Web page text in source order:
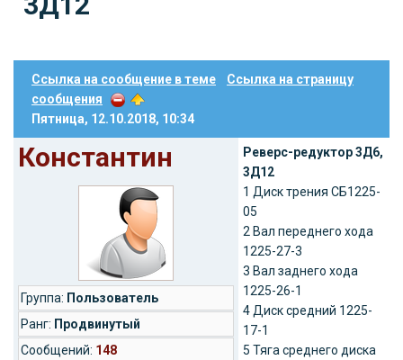
Ссылка на сообщение в теме
Ссылка на страницу
сообщения
Пятница, 12.10.2018, 10:34
Константин
Группа: Пользователь
Ранг: Продвинутый
Cообщений: 148
Реверс-редуктор 3Д6,
3Д12
1 Диск трения СБ1225-
05
2 Вал переднего хода
1225-27-3
3 Вал заднего хода
1225-26-1
4 Диск средний 1225-
17-1
5 Тяга среднего диска